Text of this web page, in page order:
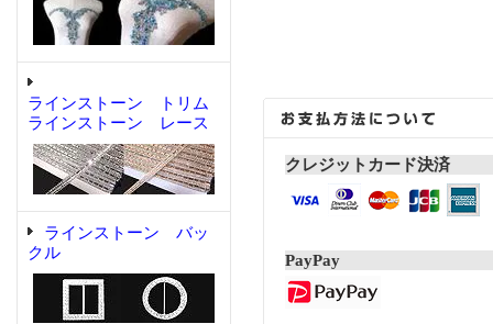
ラインストーン トリム
ラインストーン レース
ラインストーン バッ
クル
クレジットカード決済
PayPay